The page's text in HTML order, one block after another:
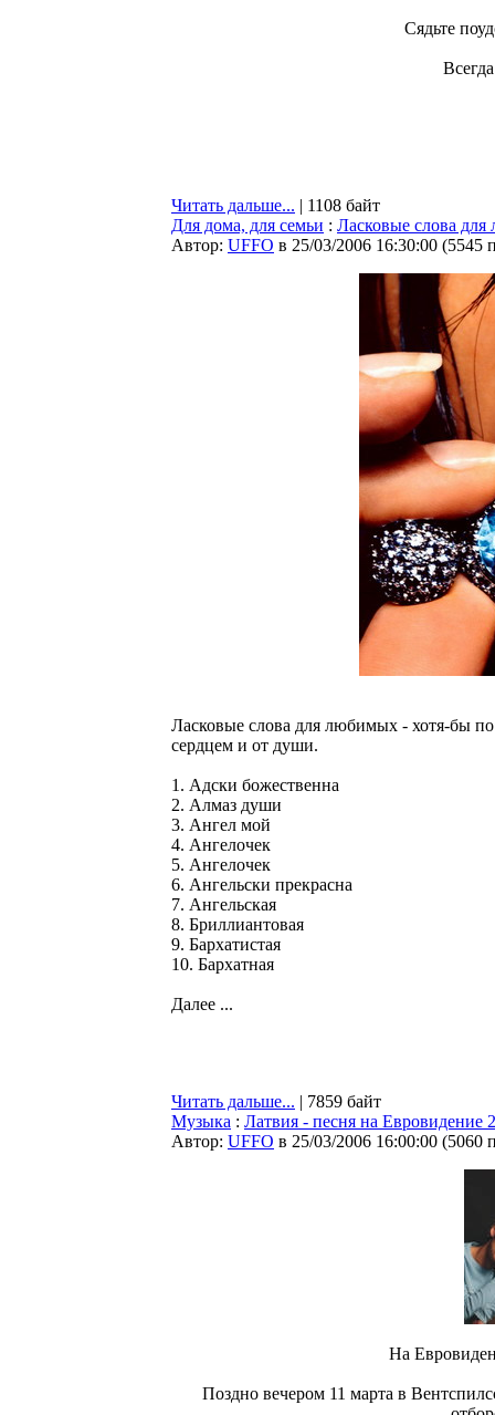
Сядьте
Читать дальше... | 1108 байт
Для дома, для семьи : Ласковые слова
Автор: UFFO в 25/03/2006 16:30:00 (5545
Ласковые слова для любимых - хотя-бы
сердцем и от души.
1. Адски божественна
2. Алмаз души
3. Ангел мой
4. Ангелочек
5. Ангелочек
6. Ангельcки пpекpаcна
7. Ангельская
8. Бpиллиантовая
9. Баpхатистая
10. Баpхатная
Далее ...
Читать дальше... | 7859 байт
Музыка : Латвия - песня на Евровидение
Автор: UFFO в 25/03/2006 16:00:00 (5060
На
Поздно вечером 11 марта в